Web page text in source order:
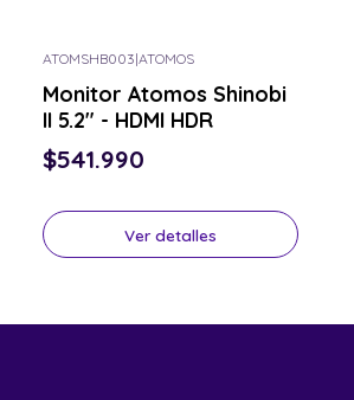
ATOMSHB003|ATOMOS
Monitor Atomos Shinobi
II 5.2" - HDMI HDR
$541.990
Ver detalles